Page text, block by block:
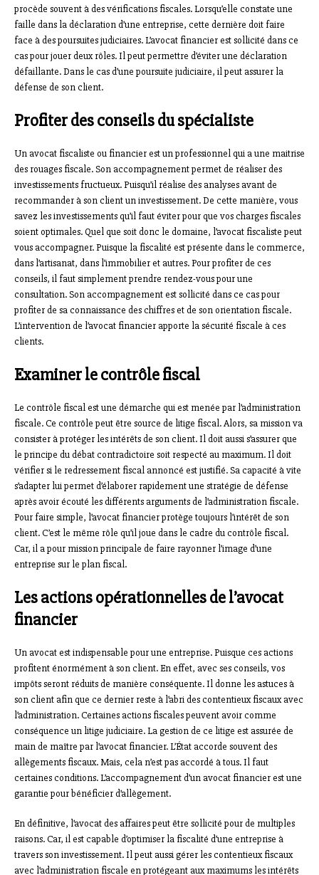
procède souvent à des vérifications fiscales. Lorsqu’elle constate une
faille dans la déclaration d’une entreprise, cette dernière doit faire
face à des poursuites judiciaires. L’avocat financier est sollicité dans ce
cas pour jouer deux rôles. Il peut permettre d’éviter une déclaration
défaillante. Dans le cas d’une poursuite judiciaire, il peut assurer la
défense de son client.
Profiter des conseils du spécialiste
Un avocat fiscaliste ou financier est un professionnel qui a une maitrise
des rouages fiscale. Son accompagnement permet de réaliser des
investissements fructueux. Puisqu’il réalise des analyses avant de
recommander à son client un investissement. De cette manière, vous
savez les investissements qu’il faut éviter pour que vos charges fiscales
soient optimales. Quel que soit donc le domaine, l’avocat fiscaliste peut
vous accompagner. Puisque la fiscalité est présente dans le commerce,
dans l’artisanat, dans l’immobilier et autres. Pour profiter de ces
conseils, il faut simplement prendre rendez-vous pour une
consultation. Son accompagnement est sollicité dans ce cas pour
profiter de sa connaissance des chiffres et de son orientation fiscale.
L’intervention de l’avocat financier apporte la sécurité fiscale à ces
clients.
Examiner le contrôle fiscal
Le contrôle fiscal est une démarche qui est menée par l’administration
fiscale. Ce contrôle peut être source de litige fiscal. Alors, sa mission va
consister à protéger les intérêts de son client. Il doit aussi s’assurer que
le principe du débat contradictoire soit respecté au maximum. Il doit
vérifier si le redressement fiscal annoncé est justifié. Sa capacité à vite
s’adapter lui permet d’élaborer rapidement une stratégie de défense
après avoir écouté les différents arguments de l’administration fiscale.
Pour faire simple, l’avocat financier protège toujours l’intérêt de son
client. C’est le même rôle qu’il joue dans le cadre du contrôle fiscal.
Car, il a pour mission principale de faire rayonner l’image d’une
entreprise sur le plan fiscal.
Les actions opérationnelles de l’avocat
financier
Un avocat est indispensable pour une entreprise. Puisque ces actions
profitent énormément à son client. En effet, avec ses conseils, vos
impôts seront réduits de manière conséquente. Il donne les astuces à
son client afin que ce dernier reste à l’abri des contentieux fiscaux avec
l’administration. Certaines actions fiscales peuvent avoir comme
conséquence un litige judiciaire. La gestion de ce litige est assurée de
main de maître par l’avocat financier. L’État accorde souvent des
allègements fiscaux. Mais, cela n’est pas accordé à tous. Il faut
certaines conditions. L’accompagnement d’un avocat financier est une
garantie pour bénéficier d’allègement.
En définitive, l’avocat des affaires peut être sollicité pour de multiples
raisons. Car, il est capable d’optimiser la fiscalité d’une entreprise à
travers son investissement. Il peut aussi gérer les contentieux fiscaux
avec l’administration fiscale en protégeant aux maximums les intérêts